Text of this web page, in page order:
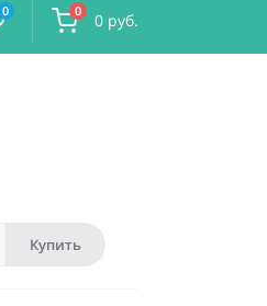
0 0 0 руб.
Купить